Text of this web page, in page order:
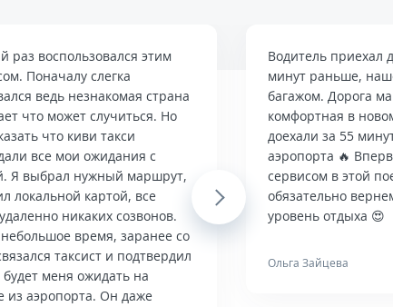
раз воспользовался этим
Поначалу слегка
ведь незнакомая страна
что может случиться. Но
что киви такси
все мои ожидания с
Я выбрал нужный маршрут,
локальной картой, все
никаких созвонов.
время, заранее со
таксист и подтвердил
будет меня ожидать на
из аэропорта. Он даже
Водитель приехал
минут раньше,
багажом. Дорога
комфортная в
доехали за 55
аэропорта 🔥
сервисом в этой
обязательно
уровень отдыха 😍
Ольга Зайцева
Next